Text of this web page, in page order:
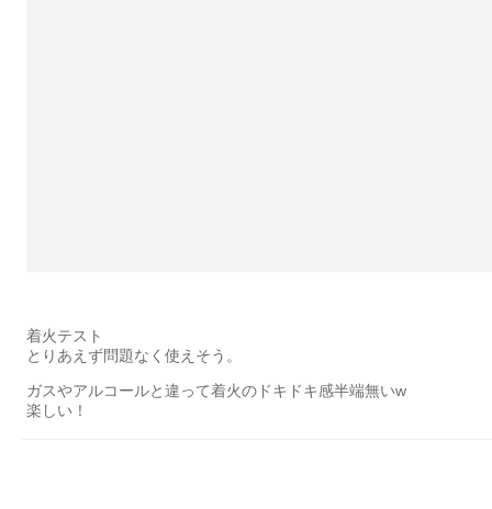
着火テスト
とりあえず問題なく使えそう。
ガスやアルコールと違って着火のドキドキ感半端無いw
楽しい！